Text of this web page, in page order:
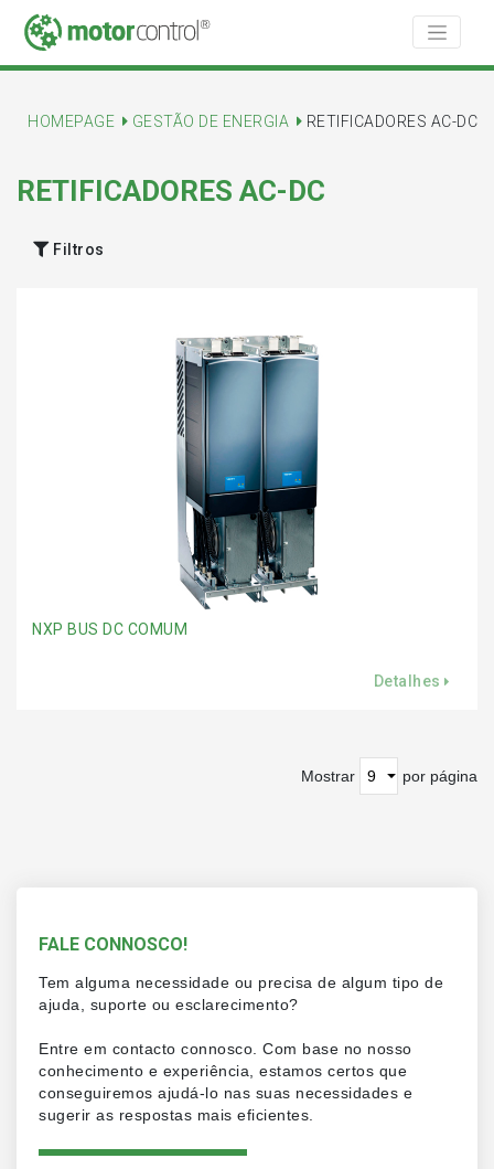
HOMEPAGE GESTÃO DE ENERGIA RETIFICADORES AC-DC
RETIFICADORES AC-DC
Filtros
NXP BUS DC COMUM
Detalhes
Mostrar por página
FALE CONNOSCO!
Tem alguma necessidade ou precisa de algum tipo de
ajuda, suporte ou esclarecimento?
Entre em contacto connosco. Com base no nosso
conhecimento e experiência, estamos certos que
conseguiremos ajudá-lo nas suas necessidades e
sugerir as respostas mais eficientes.